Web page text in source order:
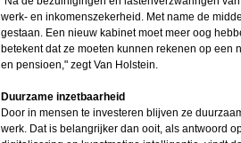
werk- en inkomenszekerheid. Met name de
gestaan. Een nieuw kabinet moet meer oog
betekent dat ze moeten kunnen rekenen op een
en pensioen," zegt Van Holstein.
Duurzame inzetbaarheid
Door in mensen te investeren blijven ze
werk. Dat is belangrijker dan ooit, als antwoord